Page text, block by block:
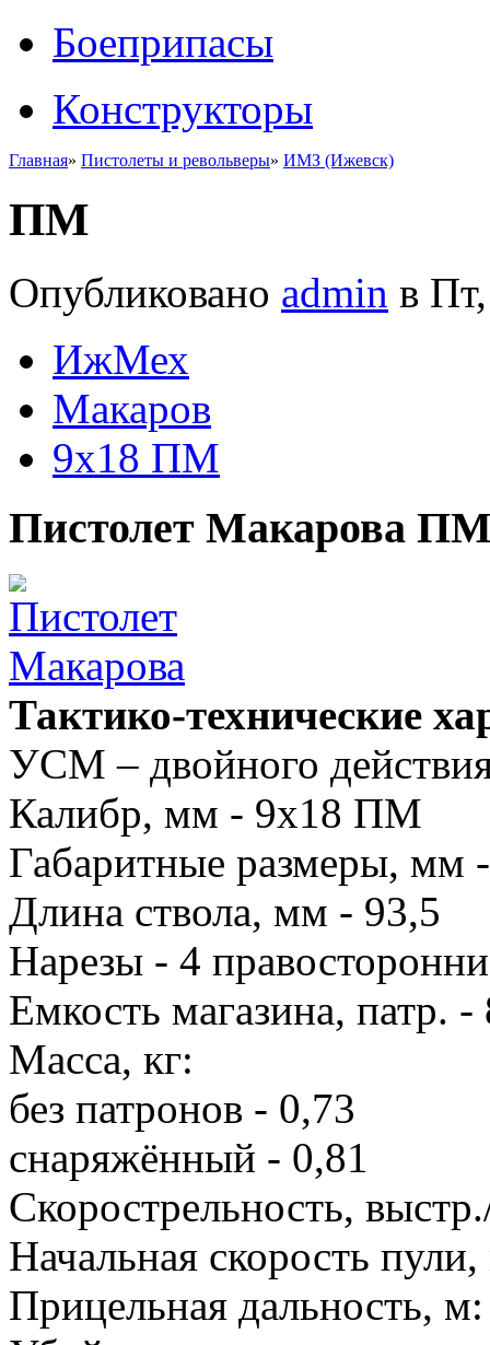
Боеприпасы
Конструкторы
Главная» Пистолеты и револьверы» ИМЗ (Ижевск)
ПМ
Опубликовано admin в
ИжМех
Макаров
9x18 ПМ
Пистолет Макарова
Тактико-технические
УСМ – двойного
Калибр, мм - 9x18 ПМ
Габаритные размеры, мм
Длина ствола, мм - 93,5
Нарезы - 4
Емкость магазина, патр. -
Масса, кг:
без патронов - 0,73
снаряжённый - 0,81
Скорострельность,
Начальная скорость
Прицельная дальность,